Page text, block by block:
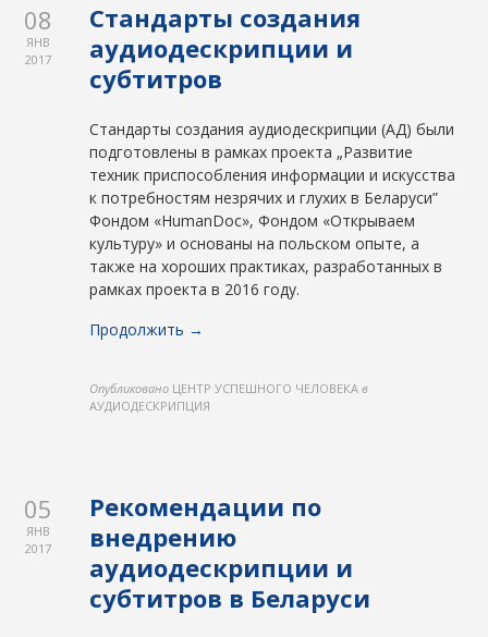
08
ЯНВ
2017
Стандарты создания
аудиодескрипции и
субтитров
Стандарты создания аудиодескрипции (АД) были
подготовлены в рамках проекта „Развитие
техник приспособления информации и искусства
к потребностям незрячих и глухих в Беларуси”
Фондом «HumanDoc», Фондом «Открываем
культуру» и основаны на польском опыте, а
также на хороших практиках, разработанных в
рамках проекта в 2016 году.
Продолжить →
Опубликовано ЦЕНТР УСПЕШНОГО ЧЕЛОВЕКА в
АУДИОДЕСКРИПЦИЯ
05
ЯНВ
2017
Рекомендации по
внедрению
аудиодескрипции и
субтитров в Беларуси